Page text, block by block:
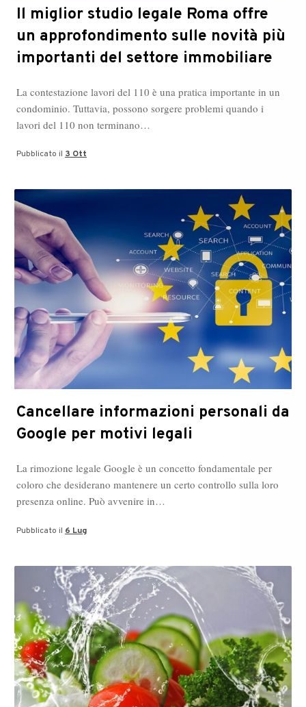
Il miglior studio legale Roma offre
un approfondimento sulle novità più
importanti del settore immobiliare
La contestazione lavori del 110 è una pratica importante in un
condominio. Tuttavia, possono sorgere problemi quando i
lavori del 110 non terminano…
Pubblicato il 3 Ott
Cancellare informazioni personali da
Google per motivi legali
La rimozione legale Google è un concetto fondamentale per
coloro che desiderano mantenere un certo controllo sulla loro
presenza online. Può avvenire in…
Pubblicato il 6 Lug